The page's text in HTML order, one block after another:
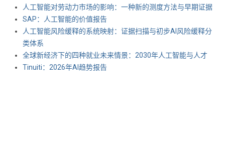
人工智能对劳动力市场的影响：一种新的测度方法与早期证据
SAP：人工智能的价值报告
人工智能风险缓释的系统映射：证据扫描与初步AI风险缓释分
类体系
全球新经济下的四种就业未来情景：2030年人工智能与人才
Tinuiti：2026年AI趋势报告